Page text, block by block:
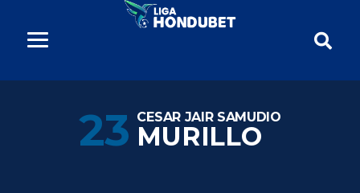
23 CESAR JAIR SAMUDIO
MURILLO